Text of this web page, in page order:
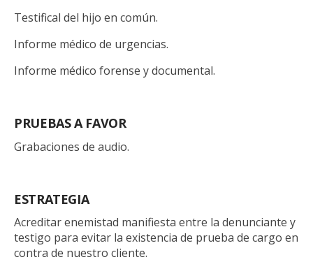
Testifical del hijo en común.
Informe médico de urgencias.
Informe médico forense y documental.
PRUEBAS A FAVOR
Grabaciones de audio.
ESTRATEGIA
Acreditar enemistad manifiesta entre la denunciante y
testigo para evitar la existencia de prueba de cargo en
contra de nuestro cliente.